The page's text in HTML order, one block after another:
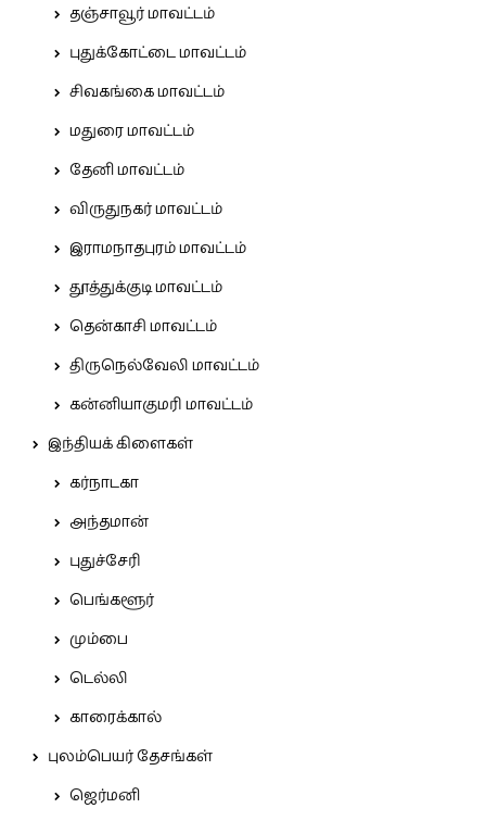
தஞ்சாவூர் மாவட்டம்
புதுக்கோட்டை மாவட்டம்
சிவகங்கை மாவட்டம்
மதுரை மாவட்டம்
தேனி மாவட்டம்
விருதுநகர் மாவட்டம்
இராமநாதபுரம் மாவட்டம்
தூத்துக்குடி மாவட்டம்
தென்காசி மாவட்டம்
திருநெல்வேலி மாவட்டம்
கன்னியாகுமரி மாவட்டம்
இந்தியக் கிளைகள்
கர்நாடகா
அந்தமான்
புதுச்சேரி
பெங்களூர்
மும்பை
டெல்லி
காரைக்கால்
புலம்பெயர் தேசங்கள்
ஜெர்மனி